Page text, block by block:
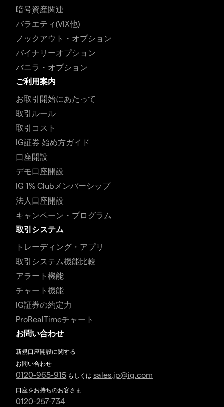
暗号資産関連
バラエティ(VIX他)
ノックアウト・オプション
バイナリーオプション
バニラ・オプション
ご利用案内
お取引開始にあたって
取引ルール
取引コスト
IG証券 始め方ガイド
口座開設
デモ口座開設
IG 1% Clubメンバーシップ
法人口座開設
キャンペーン・プログラム
取引システム
トレーディング・アプリ
取引システム機能比較
アラート機能
チャート機能
IG証券の約定力
ProRealTimeチャート
お問い合わせ
新規口座開設に関する
お問い合わせ
0120-965-915 もしくは sales.jp@ig.com
口座をお持ちのお客さま
0120-257-734